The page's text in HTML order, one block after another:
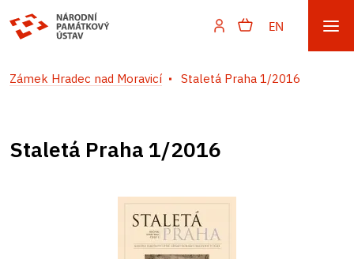
EN
Zámek Hradec nad Moravicí Staletá Praha 1/2016
Staletá Praha 1/2016